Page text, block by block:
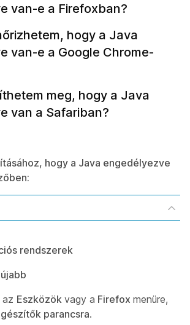
van-e a Firefoxban?
hogy a Java
van-e a Google Chrome-
meg, hogy a Java
van a Safariban?
hogy a Java engedélyezve
rendszerek
Eszközök vagy a Firefox menüre,
parancsra.